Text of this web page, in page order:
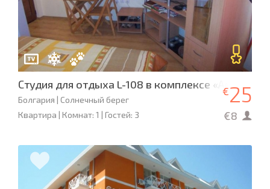
Студия для отдыха L-108 в комплексе «Амадеус
Болгария | Солнечный берег
Квартира | Комнат: 1 | Гостей: 3
€25
€8